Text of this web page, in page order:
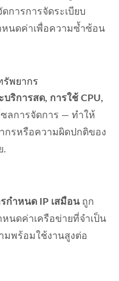
การการจัดระเบียบ
หนดค่าเพื่อความซ้ำซ้อน
พยากร
บริการสด, การใช้ CPU,
ลการจัดการ — ทำให้
กรหรือความผิดปกติของ
.
กำหนด IP เสมือนถูก
นดค่าเครือข่ายที่จำเป็น
มพร้อมใช้งานสูงต่อ